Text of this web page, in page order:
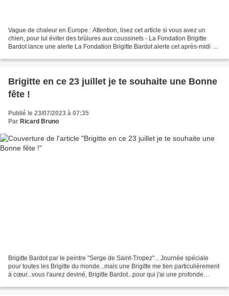
Vague de chaleur en Europe : Attention, lisez cet article si vous avez un
chien, pour lui éviter des brûlures aux coussinets - La Fondation Brigitte
Bardot lance une alerte La Fondation Brigitte Bardot alerte cet après-midi sur
Brigitte en ce 23 juillet je te souhaite une Bonne
fête !
Publié le 23/07/2023 à 07:35
Par Ricard Bruno
Brigitte Bardot par le peintre "Serge de Saint-Tropez"... Journée spéciale
pour toutes les Brigitte du monde...mais une Brigitte me tien particulièrement
à cœur...vous l'aurez deviné, Brigitte Bardot...pour qui j'ai une profonde